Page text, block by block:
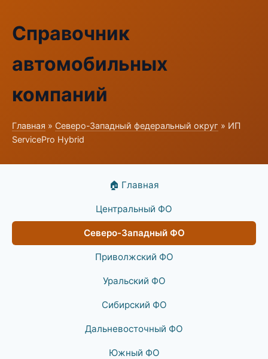
Справочник
автомобильных
компаний
Главная » Северо-Западный федеральный округ » ИП
ServicePro Hybrid
🏠 Главная
Центральный ФО
Северо-Западный ФО
Приволжский ФО
Уральский ФО
Сибирский ФО
Дальневосточный ФО
Южный ФО